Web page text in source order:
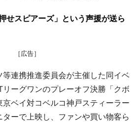
せスピアーズ」という声援が送ら
［広告］
連携推進委員会が主催した同イベ
ーグワンのプレーオフ決勝「クボ
ベイ対コベルコ神戸スティーラー
ーで上映し、ファンや買い物客ら